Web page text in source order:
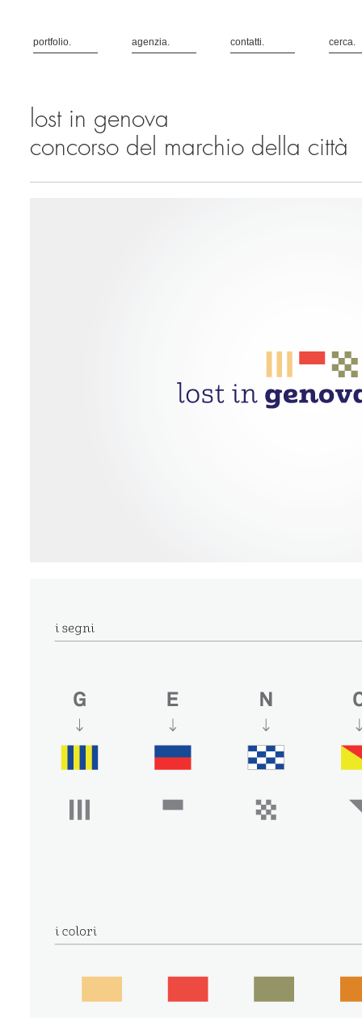
portfolio. agenzia. contatti. cerca.
lost in genova
concorso del marchio della città